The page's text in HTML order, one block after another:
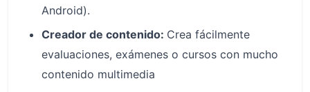
Android).
Creador de contenido: Crea fácilmente
evaluaciones, exámenes o cursos con mucho
contenido multimedia